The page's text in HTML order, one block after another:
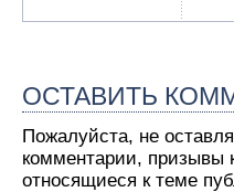
ОСТАВИТЬ
Пожалуйста, не
комментарии, призывы
относящиеся к теме